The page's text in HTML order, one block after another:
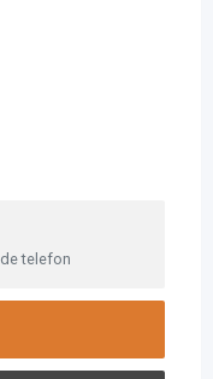
telefon